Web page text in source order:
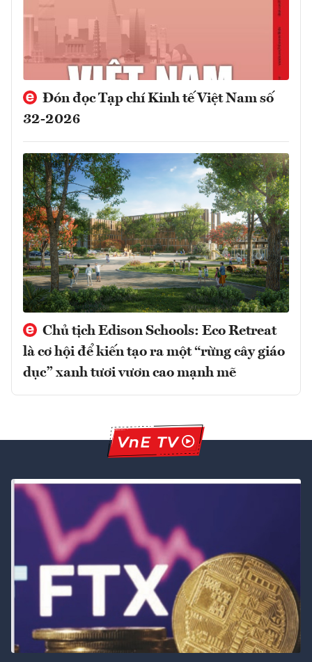
Đón đọc Tạp chí Kinh tế Việt Nam số
32-2026
Chủ tịch Edison Schools: Eco Retreat
là cơ hội để kiến tạo ra một “rừng cây giáo
dục” xanh tươi vươn cao mạnh mẽ